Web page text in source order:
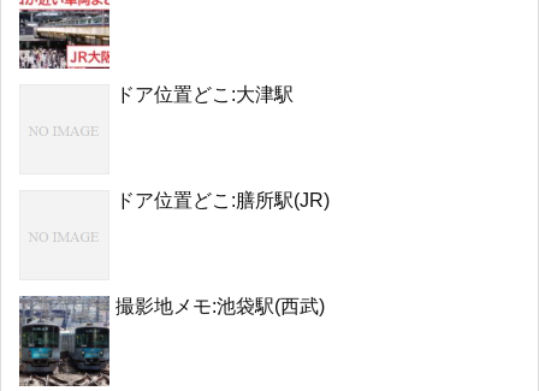
ドア位置どこ:大津駅
ドア位置どこ:膳所駅(JR)
撮影地メモ:池袋駅(西武)